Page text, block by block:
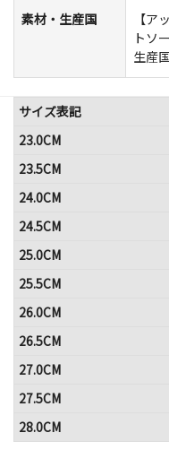
素材・生産国
【ア
トソ
生産
サイズ表記
23.0CM
23.5CM
24.0CM
24.5CM
25.0CM
25.5CM
26.0CM
26.5CM
27.0CM
27.5CM
28.0CM